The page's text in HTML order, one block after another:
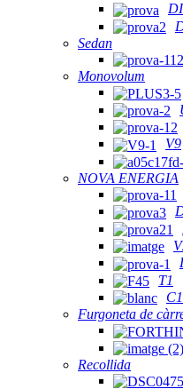
Sedan
Monovolum
V9
NOVA ENERGIA
T1
C1
Furgoneta de
Recollida